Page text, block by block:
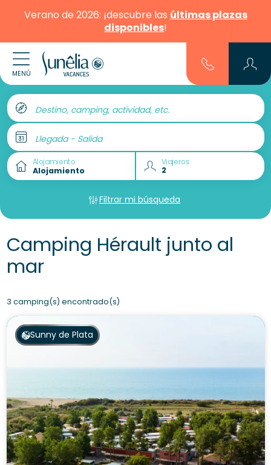
Verano de 2026: ¡descubre las últimas plazas
disponibles!
MENÚ
Destino, camping, actividad, etc.
Llegada - Salida
Alojamiento Viajeros
Filtrar mi búsqueda
Camping Hérault junto al
mar
3 camping(s) encontrado(s)
Sunny de Plata